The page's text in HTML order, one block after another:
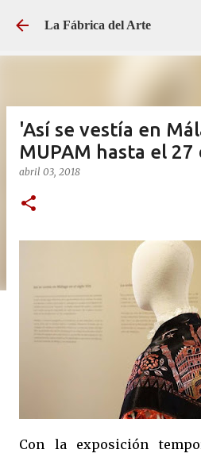
Ir al contenido
La Fábrica del Arte
'Así se vestía en
MUPAM hasta el 27
abril 03, 2018
Con la exposición